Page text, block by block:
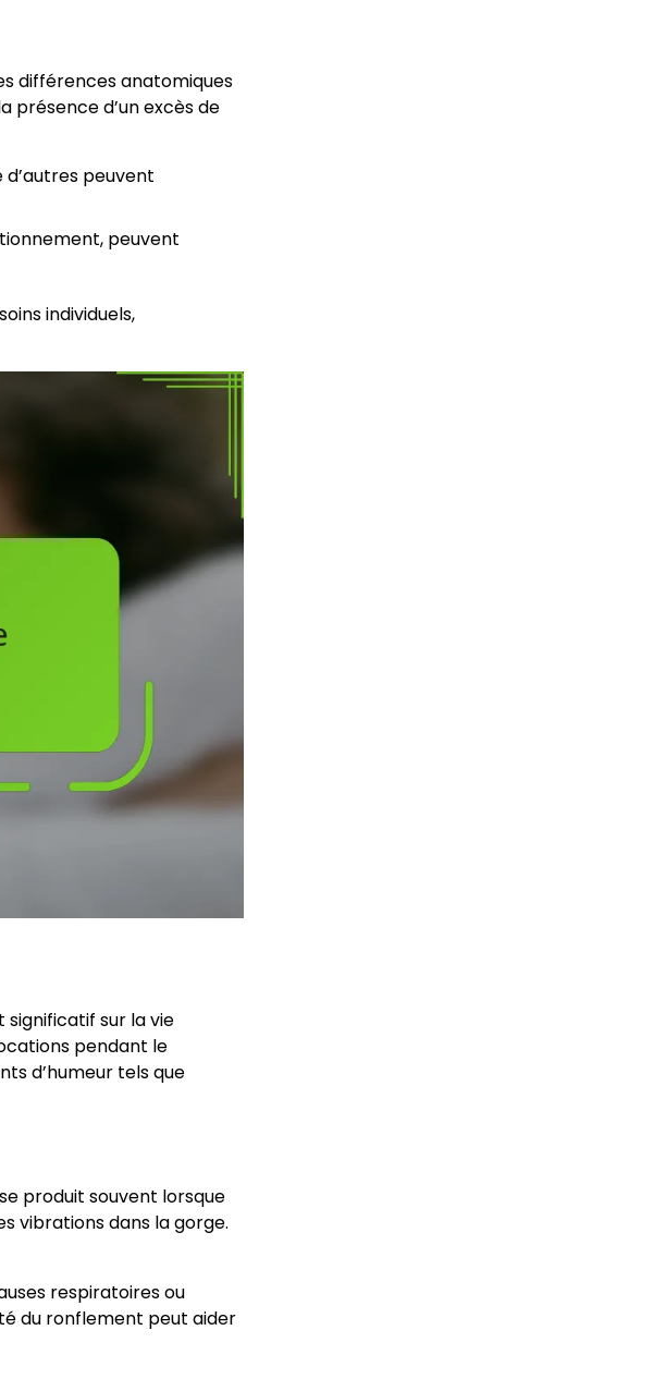
différences anatomiques
présence d’un excès de
peuvent
peuvent
individuels,
significatif sur la vie
pendant le
d’humeur tels que
produit souvent lorsque
vibrations dans la gorge.
respiratoires ou
du ronflement peut aider